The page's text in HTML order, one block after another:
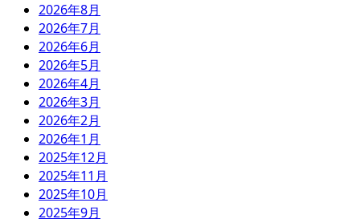
2026年8月
2026年7月
2026年6月
2026年5月
2026年4月
2026年3月
2026年2月
2026年1月
2025年12月
2025年11月
2025年10月
2025年9月